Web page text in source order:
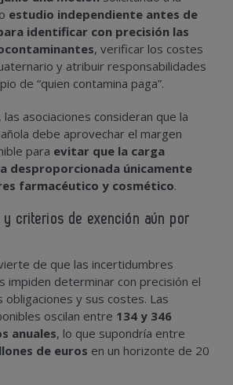
estudio independiente antes de
identificar con precisión las
, verificar los costes
y atribuir responsabilidades
de “quien contamina paga”.
asociaciones consideran que la
debe aprovechar el margen
para evitar que la carga
desproporcionada únicamente
farmacéutico y cosmético.
y criterios de exención aún por
de que las incertidumbres
impiden determinar con precisión el
obligaciones y sus costes. Las
oscilan entre 134 y 346
anuales, lo que supondría entre
de euros en un horizonte de 20